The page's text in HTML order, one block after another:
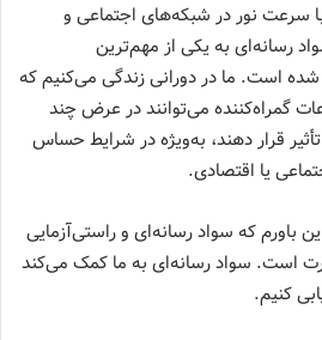
سرعت نور در شبکه‌های اجتماعی و
رسانه‌ای به یکی از مهم‌ترین
است. ما در دورانی زندگی می‌کنیم که
گمراه‌کننده می‌توانند در عرض چند
قرار دهند، به‌ویژه در شرایط حساس
یا اقتصادی.
باورم که سواد رسانه‌ای و راستی‌آزمایی
است. سواد رسانه‌ای به ما کمک می‌کند
کنیم.